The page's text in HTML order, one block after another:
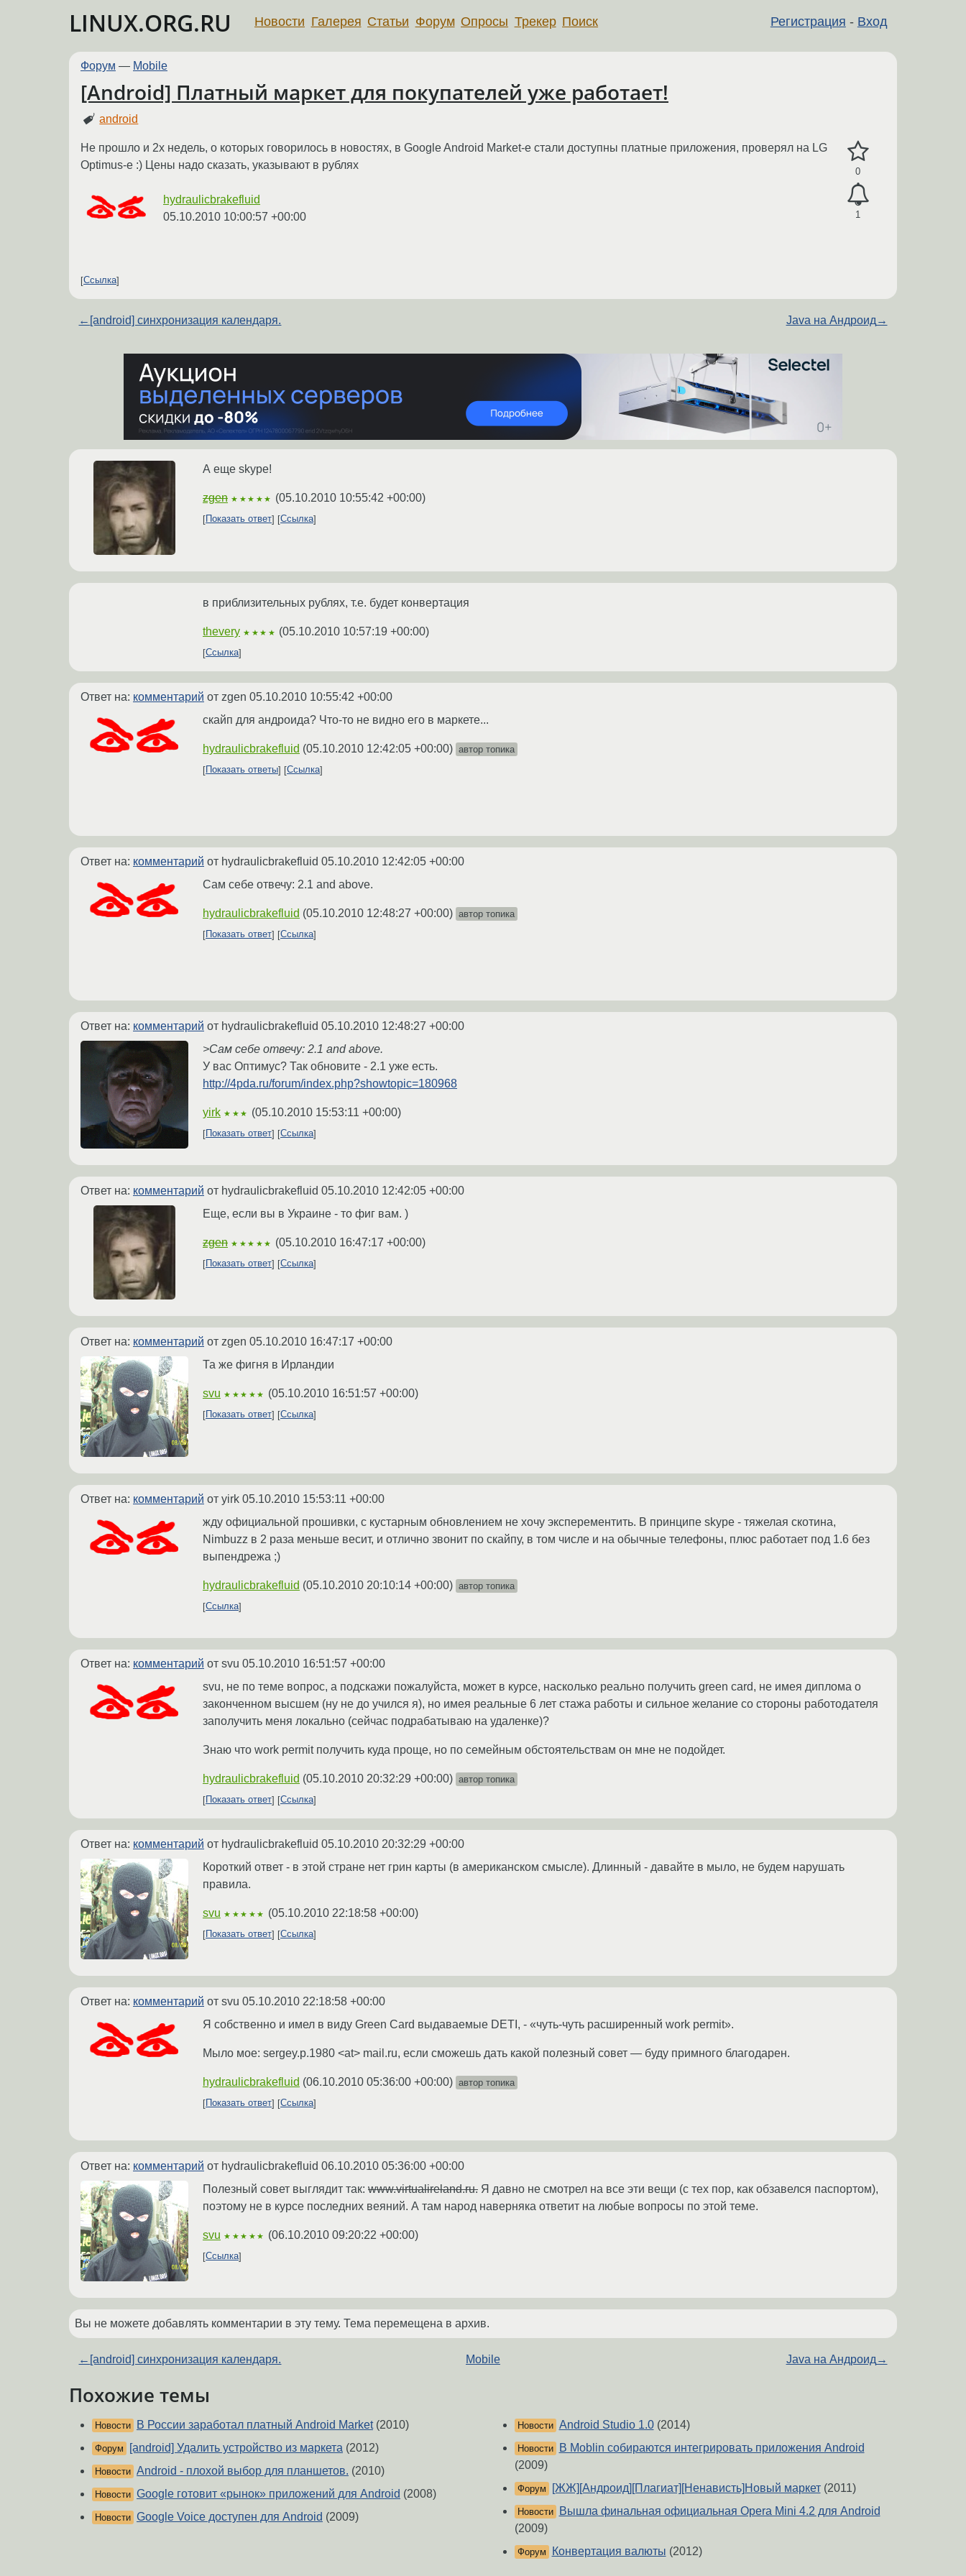
LINUX.ORG.RU Регистрация - Вход
Новости Галерея Статьи Форум Опросы Трекер Поиск
Форум — Mobile
[Android] Платный маркет для покупателей уже работает!
android
0
1
Не прошло и 2х недель, о которых говорилось в новостях, в Google Android Market-е стали доступны платные приложения, проверял на LG
Optimus-е :) Цены надо сказать, указывают в рублях
hydraulicbrakefluid
05.10.2010 10:00:57 +00:00
Ссылка
← [android] синхронизация календаря. Java на Андроид →
А еще skype!
zgen ★★★★★ (05.10.2010 10:55:42 +00:00)
Показать ответ Ссылка
в приблизительных рублях, т.е. будет конвертация
thevery ★★★★ (05.10.2010 10:57:19 +00:00)
Ссылка
Ответ на: комментарий от zgen 05.10.2010 10:55:42 +00:00
скайп для андроида? Что-то не видно его в маркете...
hydraulicbrakefluid (05.10.2010 12:42:05 +00:00) автор топика
Показать ответы
Ссылка
Ответ на: комментарий от hydraulicbrakefluid 05.10.2010 12:42:05 +00:00
Сам себе отвечу: 2.1 and above.
hydraulicbrakefluid (05.10.2010 12:48:27 +00:00) автор топика
Показать ответ
Ссылка
Ответ на: комментарий от hydraulicbrakefluid 05.10.2010 12:48:27 +00:00
>Сам себе отвечу: 2.1 and above.
У вас Оптимус? Так обновите - 2.1 уже есть.
http://4pda.ru/forum/index.php?showtopic=180968
yirk ★★★ (05.10.2010 15:53:11 +00:00)
Показать ответ Ссылка
Ответ на: комментарий от hydraulicbrakefluid 05.10.2010 12:42:05 +00:00
Еще, если вы в Украине - то фиг вам. )
zgen ★★★★★ (05.10.2010 16:47:17 +00:00)
Показать ответ Ссылка
Ответ на: комментарий от zgen 05.10.2010 16:47:17 +00:00
Та же фигня в Ирландии
svu ★★★★★ (05.10.2010 16:51:57 +00:00)
Показать ответ Ссылка
Ответ на: комментарий от yirk 05.10.2010 15:53:11 +00:00
жду официальной прошивки, с кустарным обновлением не хочу эксперементить. В принципе skype - тяжелая скотина,
Nimbuzz в 2 раза меньше весит, и отлично звонит по скайпу, в том числе и на обычные телефоны, плюс работает под 1.6 без
выпендрежа ;)
hydraulicbrakefluid (05.10.2010 20:10:14 +00:00) автор топика
Ссылка
Ответ на: комментарий от svu 05.10.2010 16:51:57 +00:00
svu, не по теме вопрос, а подскажи пожалуйста, может в курсе, насколько реально получить green card, не имея диплома о
законченном высшем (ну не до учился я), но имея реальные 6 лет стажа работы и сильное желание со стороны работодателя
заполучить меня локально (сейчас подрабатываю на удаленке)?
Знаю что work permit получить куда проще, но по семейным обстоятельствам он мне не подойдет.
hydraulicbrakefluid (05.10.2010 20:32:29 +00:00) автор топика
Показать ответ
Ссылка
Ответ на: комментарий от hydraulicbrakefluid 05.10.2010 20:32:29 +00:00
Короткий ответ - в этой стране нет грин карты (в американском смысле). Длинный - давайте в мыло, не будем нарушать
правила.
svu ★★★★★ (05.10.2010 22:18:58 +00:00)
Показать ответ Ссылка
Ответ на: комментарий от svu 05.10.2010 22:18:58 +00:00
Я собственно и имел в виду Green Card выдаваемые DETI, - «чуть-чуть расширенный work permit».
Мыло мое: sergey.p.1980 <at> mail.ru, если сможешь дать какой полезный совет — буду примного благодарен.
hydraulicbrakefluid (06.10.2010 05:36:00 +00:00) автор топика
Показать ответ
Ссылка
Ответ на: комментарий от hydraulicbrakefluid 06.10.2010 05:36:00 +00:00
Полезный совет выглядит так: www.virtualireland.ru. Я давно не смотрел на все эти вещи (с тех пор, как обзавелся паспортом),
поэтому не в курсе последних веяний. А там народ наверняка ответит на любые вопросы по этой теме.
svu ★★★★★ (06.10.2010 09:20:22 +00:00)
Ссылка
Вы не можете добавлять комментарии в эту тему. Тема перемещена в архив.
← [android] синхронизация календаря. Mobile Java на Андроид →
Похожие темы
Новости В России заработал платный Android Market(2010)
Форум [android] Удалить устройство из маркета (2012)
Новости Android - плохой выбор для планшетов. (2010)
Новости Google готовит «рынок» приложений для Android (2008)
Новости Google Voice доступен для Android (2009)
Новости Android Studio 1.0(2014)
Новости
В Moblin собираются интегрировать приложения Android
(2009)
Форум [ЖЖ][Андроид][Плагиат][Ненависть]Новый маркет(2011)
Новости
Вышла финальная официальная Opera Mini 4.2 для Android
(2009)
Форум Конвертация валюты (2012)